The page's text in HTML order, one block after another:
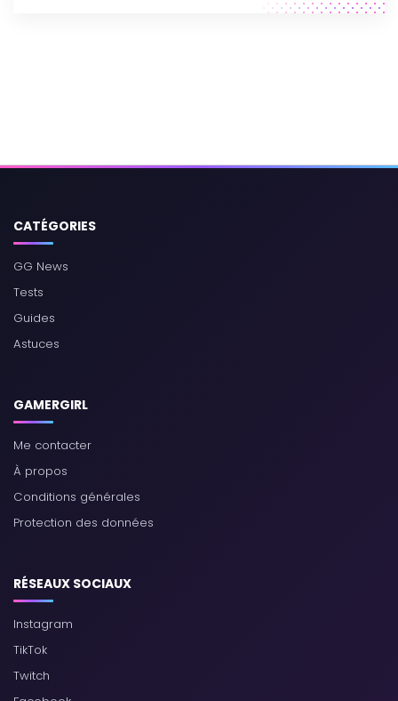
CATÉGORIES
GG News
Tests
Guides
Astuces
GAMERGIRL
Me contacter
À propos
Conditions générales
Protection des données
RÉSEAUX SOCIAUX
Instagram
TikTok
Twitch